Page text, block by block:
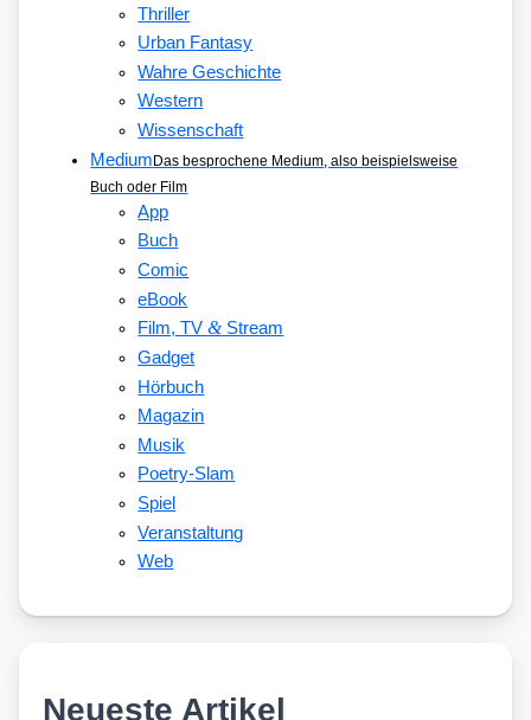
Thriller
Urban Fantasy
Wahre Geschichte
Western
Wissenschaft
MediumDas besprochene Medium, also beispielsweise
Buch oder Film
App
Buch
Comic
eBook
Film, TV&Stream
Gadget
Hörbuch
Magazin
Musik
Poetry-Slam
Spiel
Veranstaltung
Web
Neueste Artikel